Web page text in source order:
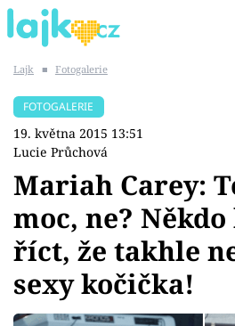
SHOPAHOLICADEL
Témata
Showbyznys
Youtubeři
Lajk ■ Fotogalerie
FOTOGALERIE
19. května 2015 13:51
Lucie Průchová
Mariah Carey:
moc, ne?
říct, že takhle
sexy kočička!